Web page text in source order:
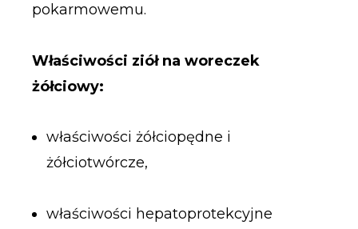
pokarmowemu.
Właściwości ziół na woreczek
żółciowy:
właściwości żółciopędne i
żółciotwórcze,
właściwości hepatoprotekcyjne